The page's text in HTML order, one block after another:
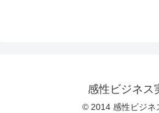
感性ビジネス
© 2014 感性ビジネ